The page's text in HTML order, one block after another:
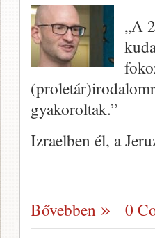
„A
gyakoroltak.”
Izraelben él, a
Bővebben 0